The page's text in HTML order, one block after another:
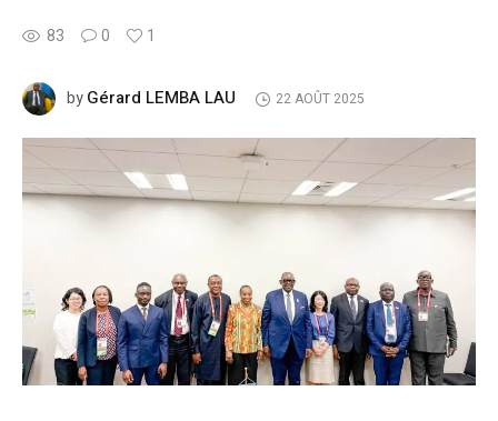
83 0 1
byGérard LEMBA LAU 22 AOÛT 2025